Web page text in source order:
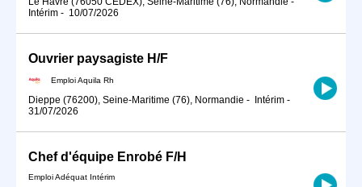
Intérim - 10/07/2026
Ouvrier paysagiste H/F
Emploi Aquila Rh
Dieppe (76200), Seine-Maritime (76), Normandie - Intérim -
31/07/2026
Chef d'équipe Enrobé F/H
Emploi Adéquat Intérim